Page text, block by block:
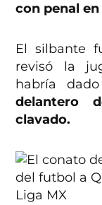
con penal
El silbante
revisó la
habría
delantero
clavado.